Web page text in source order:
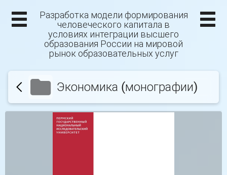
Разработка модели формирования
человеческого капитала в
условиях интеграции высшего
образования России на мировой
рынок образовательных услуг
Экономика (монографии)